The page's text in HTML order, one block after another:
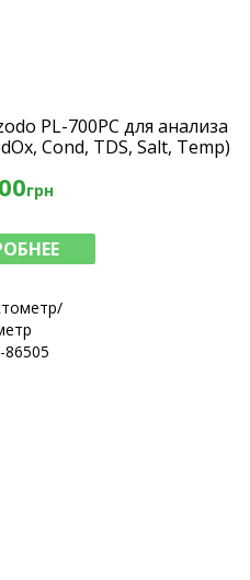
PL-700PC для анализа
Cond, TDS, Salt, Temp)
грн